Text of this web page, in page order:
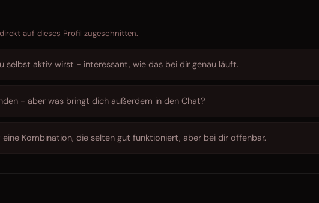
auf dieses Profil zugeschnitten.
selbst aktiv wirst - interessant, wie das bei dir genau läuft.
- aber was bringt dich außerdem in den Chat?
Kombination, die selten gut funktioniert, aber bei dir offenbar.